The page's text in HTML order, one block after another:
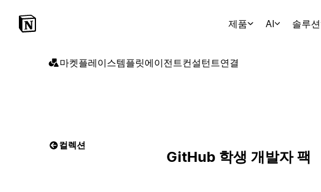
제품 AI 솔루션
마켓플레이스템플릿에이전트컨설턴트연결
컬렉션
GitHub 학생 개발자 팩